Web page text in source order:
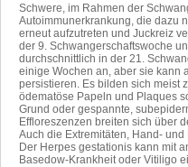
Schwere, im Rahmen der
Autoimmunerkrankung, die dazu
erneut aufzutreten und Juckreiz
der 9. Schwangerschaftswoche
durchschnittlich in der 21.
einige Wochen an, aber sie kann
persistieren. Es bilden sich meist
ödematöse Papeln und Plaques
Grund oder gespannte,
Effloreszenzen breiten sich über
Auch die Extremitäten, Hand-
Der Herpes gestationis kann mit
Basedow-Krankheit oder Vitiligo